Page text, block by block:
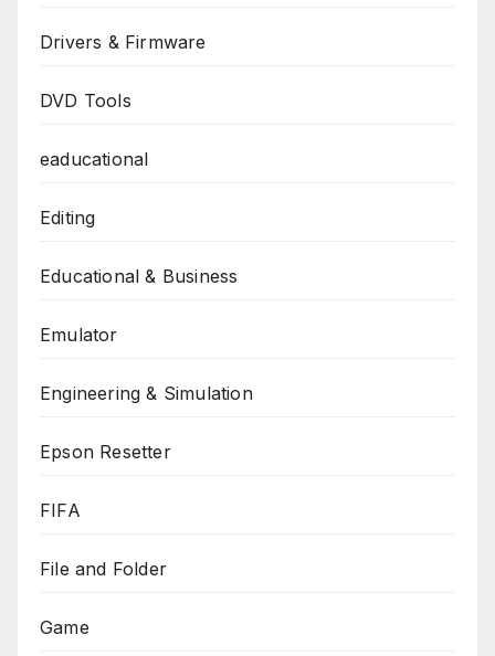
Drivers & Firmware
DVD Tools
eaducational
Editing
Educational & Business
Emulator
Engineering & Simulation
Epson Resetter
FIFA
File and Folder
Game